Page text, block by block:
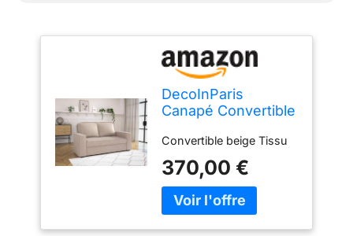
DecoInParis
Canapé Convertible
Beige James
Convertible beige Tissu
370,00 €